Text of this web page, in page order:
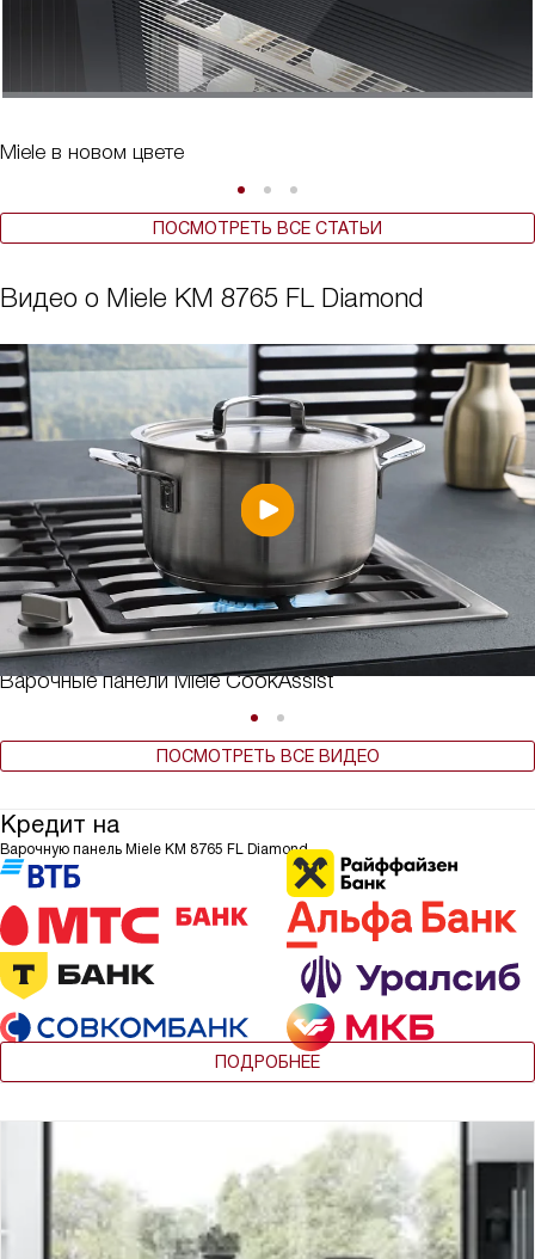
Miele в новом цвете
ПОСМОТРЕТЬ ВСЕ СТАТЬИ
Видео о Miele KM 8765 FL Diamond
Варочные панели Miele CookAssist
ПОСМОТРЕТЬ ВСЕ ВИДЕО
Кредит на
Варочную панель Miele KM 8765 FL Diamond
ПОДРОБНЕЕ